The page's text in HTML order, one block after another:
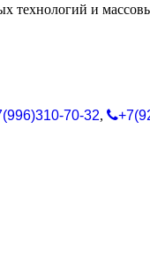
технологий и
70-32,